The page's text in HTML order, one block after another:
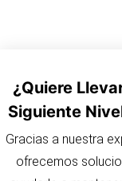
¿Quiere
Siguiente
Gracias a nuestra
ofrecemos